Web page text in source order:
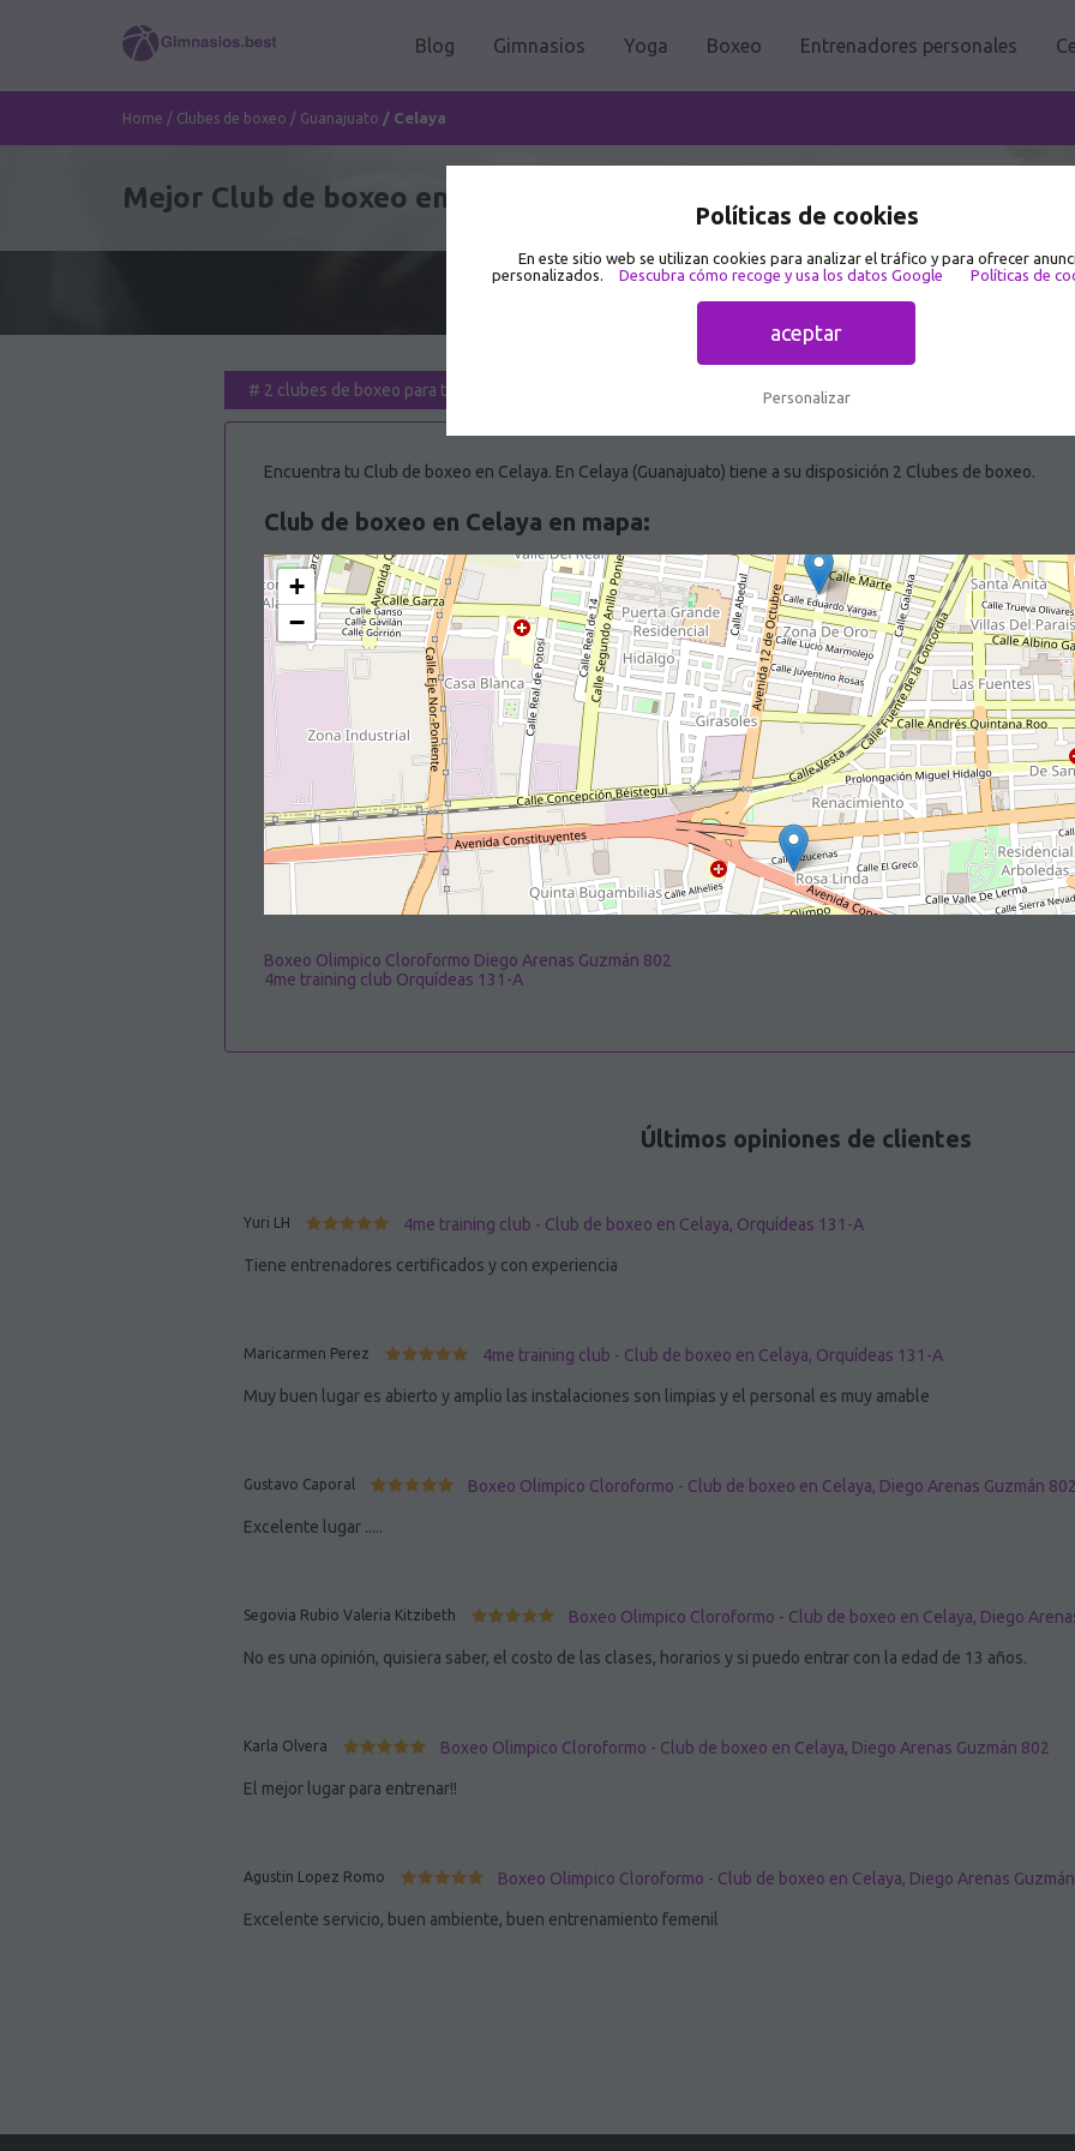
Políticas de cookies
En este sitio web se utilizan cookies para analizar el tráfico y para ofrecer
personalizados.
Descubra cómo recoge y usa los datos Google Políticas de
aceptar
Personalizar
Blog Gimnasios Yoga Boxeo Entrenadores personales
Home / Clubes de boxeo / Guanajuato / Celaya
Mejor Club de boxeo en Celaya 🥇
# 2 clubes de boxeo para ti
Encuentra tu Club de boxeo en Celaya. En Celaya (Guanajuato) tiene a su disposición 2 Clubes de boxeo.
Club de boxeo en Celaya en mapa:
+
−
Boxeo Olimpico Cloroformo Diego Arenas Guzmán 802
4me training club Orquídeas 131-A
Últimos opiniones de clientes
Yuri LH 4me training club - Club de boxeo en Celaya, Orquídeas 131-A
Tiene entrenadores certificados y con experiencia
Maricarmen Perez 4me training club - Club de boxeo en Celaya, Orquídeas 131-A
Muy buen lugar es abierto y amplio las instalaciones son limpias y el personal es muy amable
Gustavo Caporal Boxeo Olimpico Cloroformo - Club de boxeo en Celaya, Diego Arenas Guzmán
Excelente lugar .....
Segovia Rubio Valeria Kitzibeth Boxeo Olimpico Cloroformo - Club de boxeo en Celaya, Diego
No es una opinión, quisiera saber, el costo de las clases, horarios y si puedo entrar con la edad de 13 años.
Karla Olvera Boxeo Olimpico Cloroformo - Club de boxeo en Celaya, Diego Arenas Guzmán 802
El mejor lugar para entrenar!!
Agustin Lopez Romo Boxeo Olimpico Cloroformo - Club de boxeo en Celaya, Diego Arenas
Excelente servicio, buen ambiente, buen entrenamiento femenil